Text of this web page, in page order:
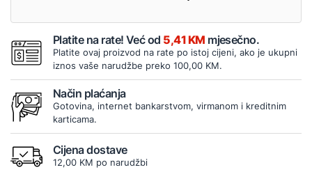
Platite na rate! Već od 5,41 KM mjesečno.
Platite ovaj proizvod na rate po istoj cijeni, ako je ukupni
iznos vaše narudžbe preko 100,00 KM.
Način plaćanja
Gotovina, internet bankarstvom, virmanom i kreditnim
karticama.
Cijena dostave
12,00 KM po narudžbi